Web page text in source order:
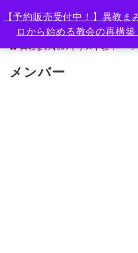
【予約販売受付中！】異教
ロから始める教会の再構
異教まみれのキリスト教？
メンバー